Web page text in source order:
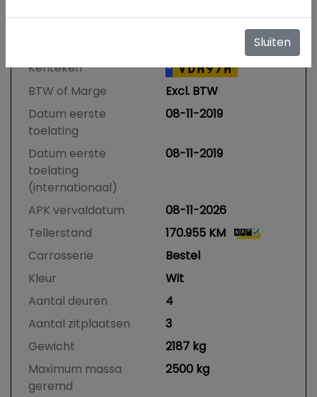
Kenteken NL VDH97H
BTW of Marge
Excl. BTW
Datum eerste
toelating
08-11-2019
Datum eerste
toelating
(internationaal)
08-11-2019
APK vervaldatum
08-11-2026
Tellerstand
170.955 KM
Carrosserie
Bestel
Kleur
Wit
Aantal deuren
4
Aantal zitplaatsen
3
Gewicht
2187 kg
Maximum massa
geremd
2500 kg
Sluiten